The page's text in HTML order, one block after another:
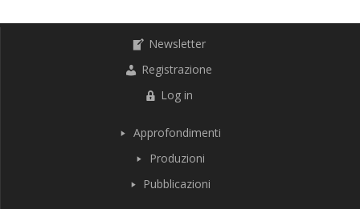
Newsletter
Registrazione
Log in
Approfondimenti
Produzioni
Pubblicazioni